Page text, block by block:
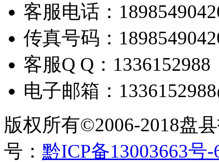
客服电话：
传真号码：
客服Q Q ： 1336152988
电子邮箱：
版权所有©2006-2018盘
号： 黔ICP备13003663号-